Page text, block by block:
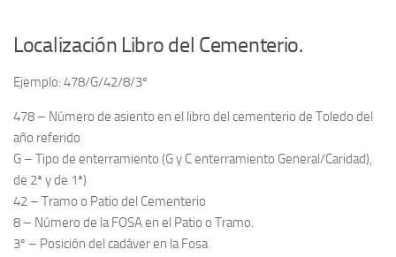
Archivo histórico
Archivo
Archivo Documental
Biografía
Cronología fundamental de Manuel Azaña
Artículos sobre Manuel Azaña
Localización Libro del Cementerio.
Ejemplo: 478/G/42/8/3º
478 – Número de asiento en el libro del cementerio de Toledo del
año referido
G – Tipo de enterramiento (G y C enterramiento General/Caridad),
de 2ª y de 1ª)
42 – Tramo o Patio del Cementerio
8 – Número de la FOSA en el Patio o Tramo.
3º – Posición del cadáver en la Fosa